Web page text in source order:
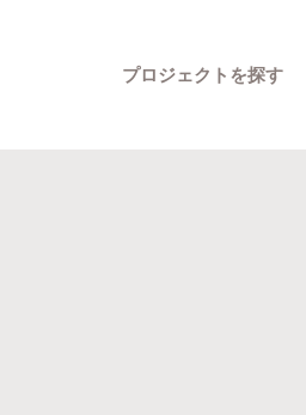
プロジェクトを探す